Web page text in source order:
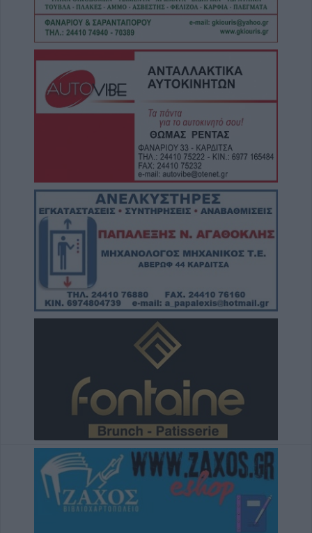
Κωνσταντίνου Πλεξίδα
8 Αυγούστου 2026, 19:13
Την Κυριακή 9 Αυγούστου η κηδεία της
Θωμαΐτσας Τσιούκα
8 Αυγούστου 2026, 17:42
Μετώπη: Χωρίς τις αισθήσεις του
ανασύρθηκε από την θάλασσα 43χρονος
Σε αναζήτηση λύσης για το χρόνιο
πρόβλημα των ανεπιτήρητων βοοειδών σε
κοινότητες του Δήμου Παλαμά
8 Αυγούστου 2026, 14:49
Ακυρώθηκε απόφαση του Περιφερειάρχη
Θεσσαλίας Δημ. Κουρέτα για το θαλάσσιο
σκι στη λίμνη Σμοκόβου
8 Αυγούστου 2026, 13:44
Συνεδρίαση Επιτροπής Εκτίμησης Κινδύνου
για τους ισχυρούς ανέμους και τις υψηλές
Την Κυριακή 9 Αυγούστου η κηδεία του
Αντώνιου Ηλ. Αντωνίου
Βλάβη στο δίκτυο υδροδότησης του Παλαμά
το μεσημέρι του Σαββάτου (8/8)
8 Αυγούστου 2026, 12:34
Λυκαβηττός: Πτώμα γυναίκας σε
προχωρημένη σήψη εντοπίστηκε κοντά